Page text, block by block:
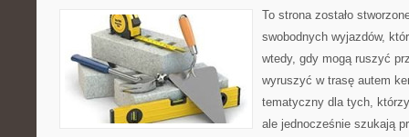
To strona zostało
swobodnych wyjazdów,
wtedy, gdy mogą ruszyć
wyruszyć w trasę autem
tematyczny dla tych,
ale jednocześnie szukają